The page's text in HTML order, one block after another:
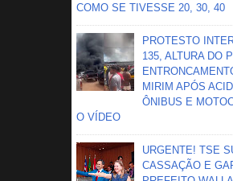
COMO SE TIVESSE 20, 30, 40
PROTESTO
135, ALTURA DO
MIRIM APÓS
ÔNIBUS E
O VÍDEO
URGENTE! TSE
CASSAÇÃO E